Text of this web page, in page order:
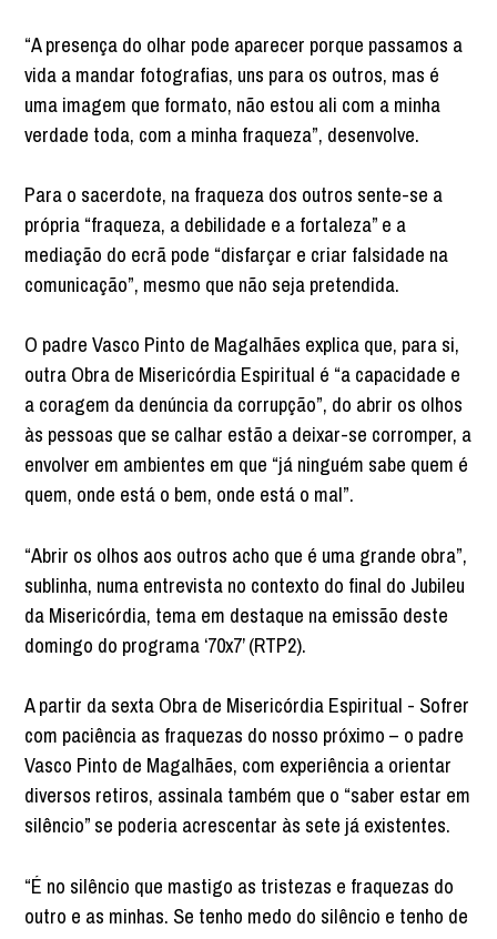
“A presença do olhar pode aparecer porque passamos a
vida a mandar fotografias, uns para os outros, mas é
uma imagem que formato, não estou ali com a minha
verdade toda, com a minha fraqueza”, desenvolve.
Para o sacerdote, na fraqueza dos outros sente-se a
própria “fraqueza, a debilidade e a fortaleza” e a
mediação do ecrã pode “disfarçar e criar falsidade na
comunicação”, mesmo que não seja pretendida.
O padre Vasco Pinto de Magalhães explica que, para si,
outra Obra de Misericórdia Espiritual é “a capacidade e
a coragem da denúncia da corrupção”, do abrir os olhos
às pessoas que se calhar estão a deixar-se corromper, a
envolver em ambientes em que “já ninguém sabe quem é
quem, onde está o bem, onde está o mal”.
“Abrir os olhos aos outros acho que é uma grande obra”,
sublinha, numa entrevista no contexto do final do Jubileu
da Misericórdia, tema em destaque na emissão deste
domingo do programa ‘70x7’ (RTP2).
A partir da sexta Obra de Misericórdia Espiritual - Sofrer
com paciência as fraquezas do nosso próximo – o padre
Vasco Pinto de Magalhães, com experiência a orientar
diversos retiros, assinala também que o “saber estar em
silêncio” se poderia acrescentar às sete já existentes.
“É no silêncio que mastigo as tristezas e fraquezas do
outro e as minhas. Se tenho medo do silêncio e tenho de